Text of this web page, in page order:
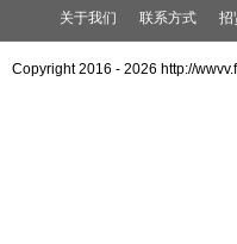
关于我们 联系方式 招
Copyright 2016 - 2026 http://